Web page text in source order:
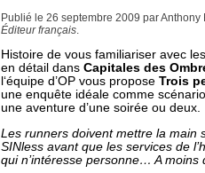
Publié le 26 septembre 2009 par Anthony
Éditeur français.
Histoire de vous familiariser avec
en détail dans Capitales des
l‘équipe d’OP vous propose Trois
une enquête idéale comme
une aventure d’une soirée ou deux.
Les runners doivent mettre la main
SINless avant que les services de
qui n’intéresse personne… A moins